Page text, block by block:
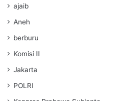
ajaib
Aneh
berburu
Komisi II
Jakarta
POLRI